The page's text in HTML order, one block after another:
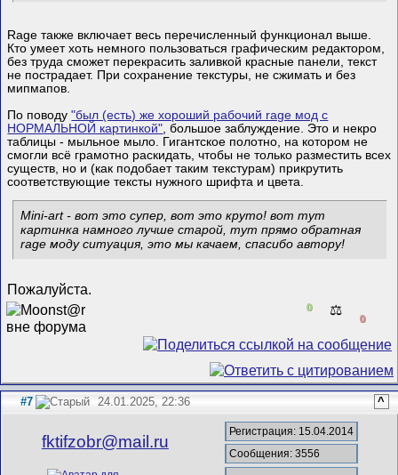
Rage также включает весь перечисленный функционал выше.
Кто умеет хоть немного пользоваться графическим редактором,
без труда сможет перекрасить заливкой красные панели, текст
не пострадает. При сохранение текстуры, не сжимать и без
мипмапов.
По поводу"был (есть) же хороший рабочий rage мод с
НОРМАЛЬНОЙ картинкой" , большое заблуждение. Это и некро
таблицы - мыльное мыло. Гигантское полотно, на котором не
смогли всё грамотно раскидать, чтобы не только разместить всех
существ, но и (как подобает таким текстурам) прикрутить
соответствующие тексты нужного шрифта и цвета.
Mini-art - вот это супер, вот это круто! вот тут
картинка намного лучше старой, тут прямо обратная
rage моду ситуация, это мы качаем, спасибо автору!
Пожалуйста.
0 ⚖️
0
#7 24.01.2025, 22:36 ^
fktifzobr@mail.ru
Регистрация: 15.04.2014
Сообщения: 3556